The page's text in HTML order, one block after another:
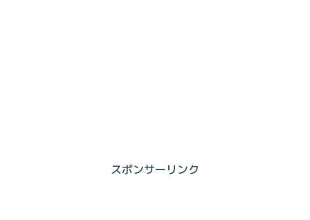
スポンサーリンク